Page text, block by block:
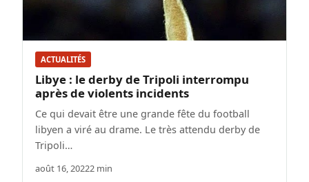
ACTUALITÉS
Libye : le derby de Tripoli interrompu
après de violents incidents
Ce qui devait être une grande fête du football
libyen a viré au drame. Le très attendu derby de
Tripoli…
août 16, 20222 min